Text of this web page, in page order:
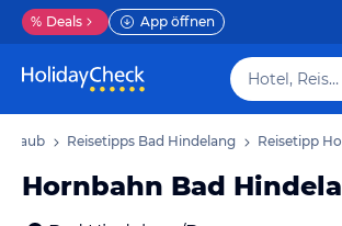
% Deals App öffnen
Hotel, Reiseziel
Reisetipps Bad Hindelang Reisetipp
Hornbahn Bad